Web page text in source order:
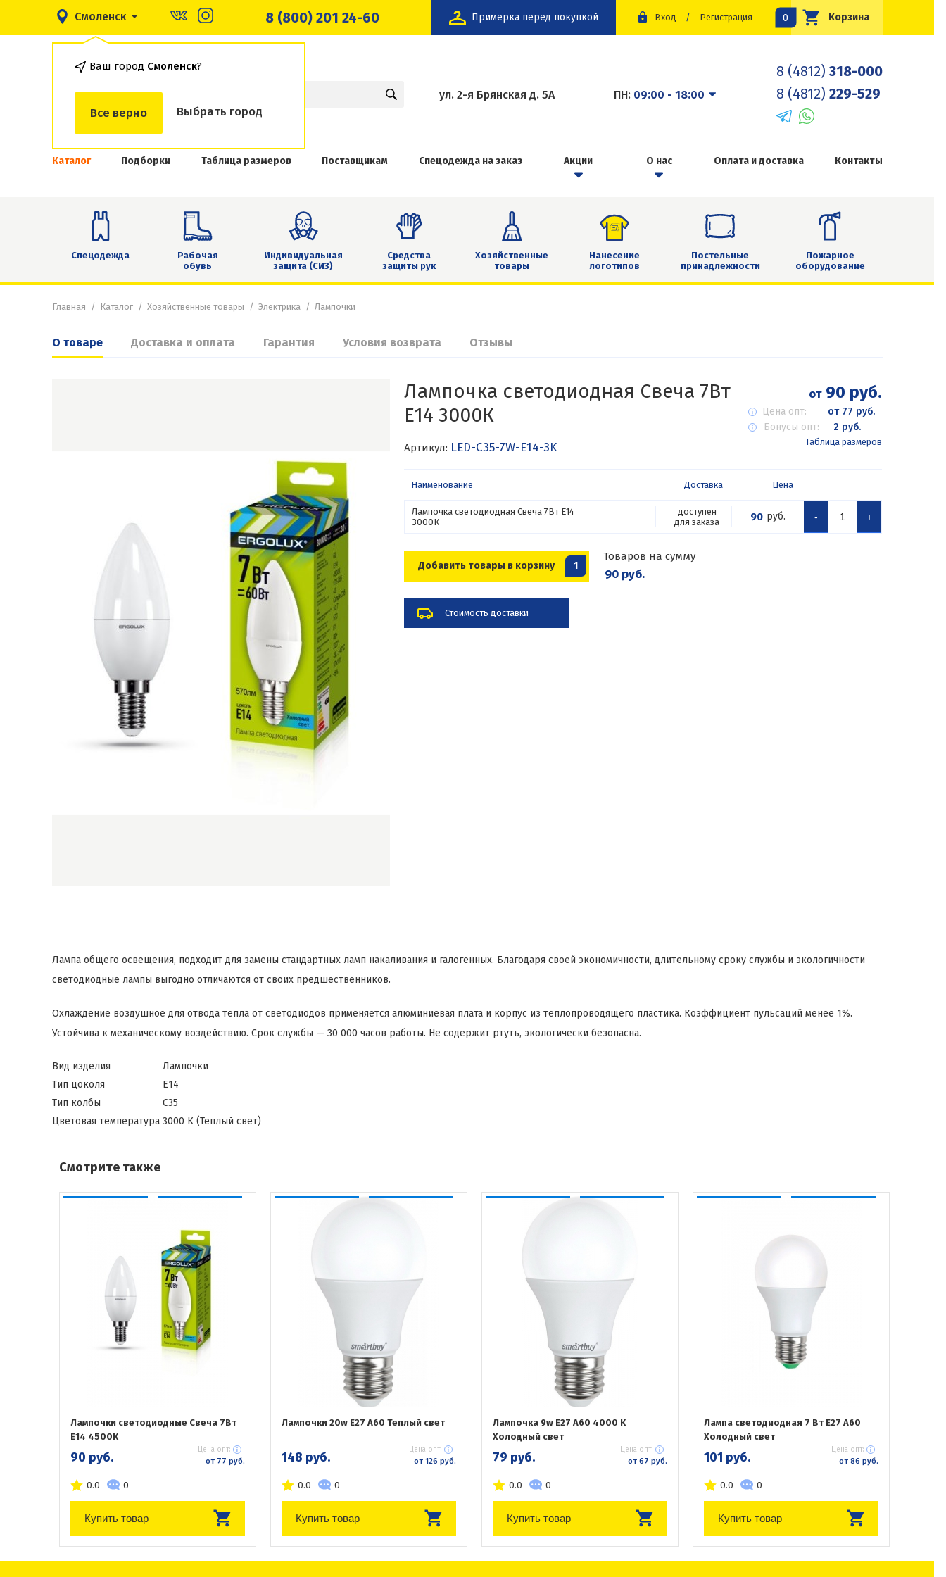
Смоленск
Ваш город Смоленск?
Все верно Выбрать город
8 (800) 201 24-60 Примерка перед покупкой Вход / Регистрация Корзина
0
ул. 2-я Брянская д. 5А ПН: 09:00 - 18:00
8 (4812) 318-000
8 (4812) 229-529
Каталог Подборки Таблица размеров Поставщикам Спецодежда на заказ Акции О нас Оплата и доставка Контакты
Спецодежда
Рабочая
обувь
Индивидуальная
защита (СИЗ)
Средства
защиты рук
Хозяйственные
товары
Нанесение
логотипов
Постельные
принадлежности
Пожарное
оборудование
Главная Каталог Хозяйственные товары Электрика Лампочки
О товаре Доставка и оплата Гарантия Условия возврата Отзывы
Лампочка светодиодная Свеча 7Вт
Е14 3000К
Артикул: LED-C35-7W-E14-3K
от90 руб.
Цена опт:
от 77 руб.
Бонусы опт:
2 руб.
Таблица размеров
Наименование Доставка Цена
Лампочка светодиодная Свеча 7Вт Е14
3000К
доступен
для заказа
90 руб. - +
Добавить товары в корзину 1
Товаров на сумму
90 руб.
Стоимость доставки
Лампа общего освещения, подходит для замены стандартных ламп накаливания и галогенных. Благодаря своей экономичности, длительному сроку службы и экологичности
светодиодные лампы выгодно отличаются от своих предшественников.
Охлаждение воздушное для отвода тепла от светодиодов применяется алюминиевая плата и корпус из теплопроводящего пластика. Коэффициент пульсаций менее 1%.
Устойчива к механическому воздействию. Срок службы — 30 000 часов работы. Не содержит ртуть, экологически безопасна.
Вид изделия
Лампочки
Тип цоколя
E14
Тип колбы
C35
Цветовая температура 3000 К (Теплый свет)
Смотрите также
Лампочки светодиодные Свеча 7Вт
Е14 4500К
90 руб. Цена опт:
от 77 руб.
0.0 0
Купить товар
Лампочки 20w E27 A60 Теплый свет
148 руб. Цена опт:
от 126 руб.
0.0 0
Купить товар
Лампочка 9w E27 А60 4000 К
Холодный свет
79 руб. Цена опт:
от 67 руб.
0.0 0
Купить товар
Лампа светодиодная 7 Вт Е27 А60
Холодный свет
101 руб. Цена опт:
от 86 руб.
0.0 0
Купить товар